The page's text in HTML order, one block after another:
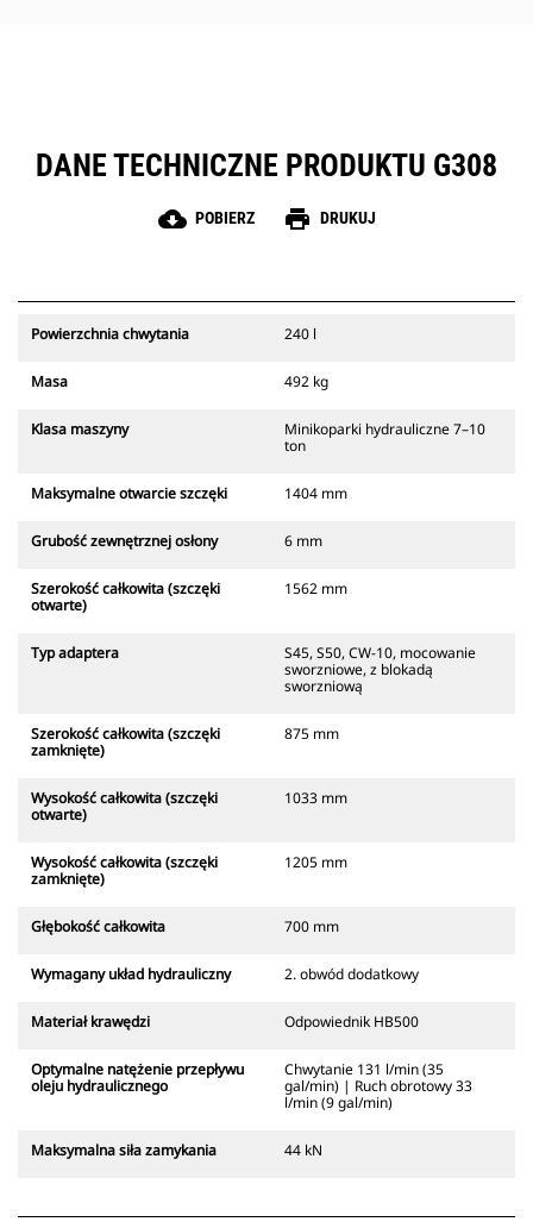
DANE TECHNICZNE PRODUKTU G308
cloud_download POBIERZ print DRUKUJ
Powierzchnia chwytania 240 l
Masa 492 kg
Klasa maszyny
Minikoparki hydrauliczne 7–10
ton
Maksymalne otwarcie szczęki 1404 mm
Grubość zewnętrznej osłony 6 mm
Szerokość całkowita (szczęki
otwarte)
1562 mm
Typ adaptera
S45, S50, CW-10, mocowanie
sworzniowe, z blokadą
sworzniową
Szerokość całkowita (szczęki
zamknięte)
875 mm
Wysokość całkowita (szczęki
otwarte)
1033 mm
Wysokość całkowita (szczęki
zamknięte)
1205 mm
Głębokość całkowita 700 mm
Wymagany układ hydrauliczny 2. obwód dodatkowy
Materiał krawędzi Odpowiednik HB500
Optymalne natężenie przepływu
oleju hydraulicznego
Chwytanie 131 l/min (35
gal/min) | Ruch obrotowy 33
l/min (9 gal/min)
Maksymalna siła zamykania 44 kN